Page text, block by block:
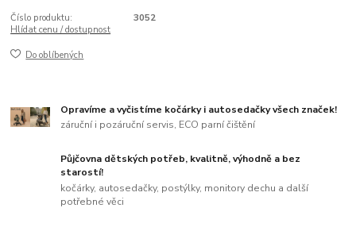
Číslo produktu:
3052
Hlídat cenu / dostupnost
Do oblíbených
Opravíme a vyčistíme kočárky i autosedačky všech značek!
záruční i pozáruční servis, ECO parní čištění
Půjčovna dětských potřeb, kvalitně, výhodně a bez
starostí!
kočárky, autosedačky, postýlky, monitory dechu a další
potřebné věci